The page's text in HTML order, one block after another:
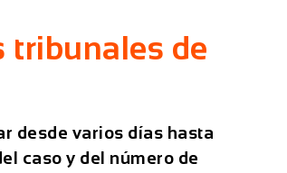
tribunales de
desde varios días hasta
caso y del número de